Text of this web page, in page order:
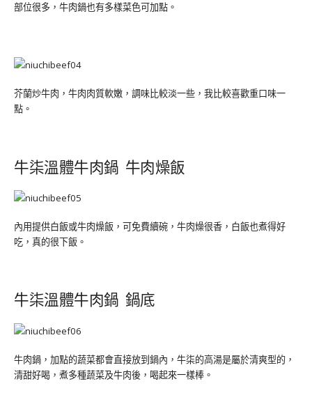
部位很多，牛肉鍋也有多樣菜色可加點。
芥蘭炒牛肉，牛肉肉質軟嫩，調味比較淡一些，我比較喜歡重口味一
點。
牛柒溫體牛肉鍋 牛肉燥飯
內用提供白飯或牛肉燥飯，可免費續碗，牛肉燥很香，白飯也煮得好
吃，真的很下飯。
牛柒溫體牛肉鍋 鍋底
牛肉鍋，加點的蔬菜都會直接放到鍋內，牛柒的高湯是屬於清爽型的，
清甜好喝，煮多種蔬菜及牛肉後，喝起來一樣棒。